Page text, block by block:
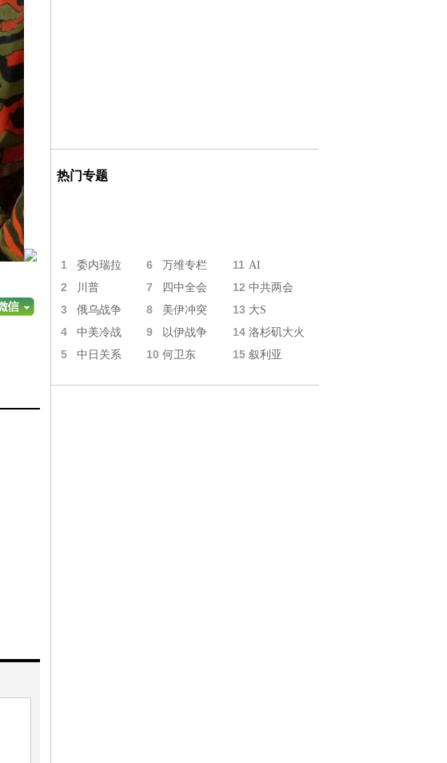
热门专题
1 委内瑞拉 6 万维专栏 11 AI
2 川普 7 四中全会 12 中共两会
3 俄乌战争 8 美伊冲突 13 大S
4 中美冷战 9 以伊战争 14 洛杉矶大火
5 中日关系 10 何卫东 15 叙利亚